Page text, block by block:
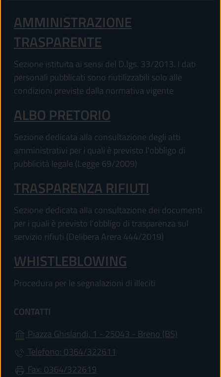
AMMINISTRAZIONE
TRASPARENTE
Sezione istituita ai sensi del D.lgs. 33/2013. I dati
personali pubblicati sono riutilizzabili solo alle
condizioni previste dalla normativa vigente
ALBO PRETORIO
Sezione dedicata alla consultazione degli atti
amministrativi per i quali è previsto l'obbligo di
pubblicità legale (Legge 69/2009)
TRASPARENZA RIFIUTI
Sezione dedicata alla consultazione dei documenti
per i quali è previsto l'obbligo di trasparenza sul
servizio rifiuti (Delibera Arera 444/2019)
WHISTLEBLOWING
Procedura per le segnalazioni di illeciti
CONTATTI
Piazza Ghislandi, 1 - 25043 - Breno (BS)
Telefono: 0364/322611
Fax: 0364/322619